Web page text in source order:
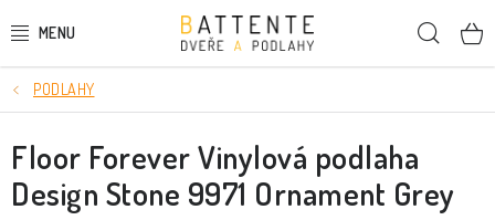
na
DVEŘE
SMRKOVÉ DVEŘE
PODLAHY
PODLAHY
Floor Forever Vinylová podlaha
Design Stone 9971 Ornament Grey